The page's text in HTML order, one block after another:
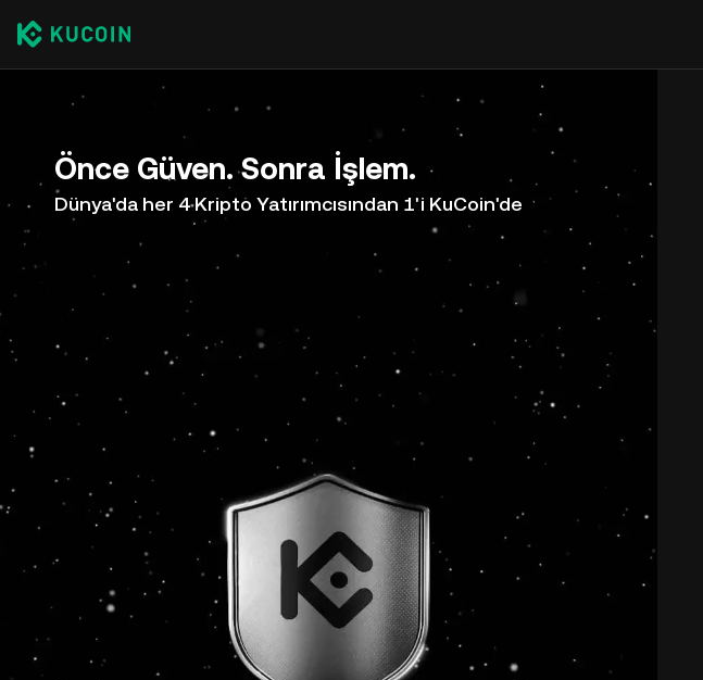
Önce Güven. Sonra İşlem.
Dünya'da her 4 Kripto Yatırımcısından 1'i KuCoin'de